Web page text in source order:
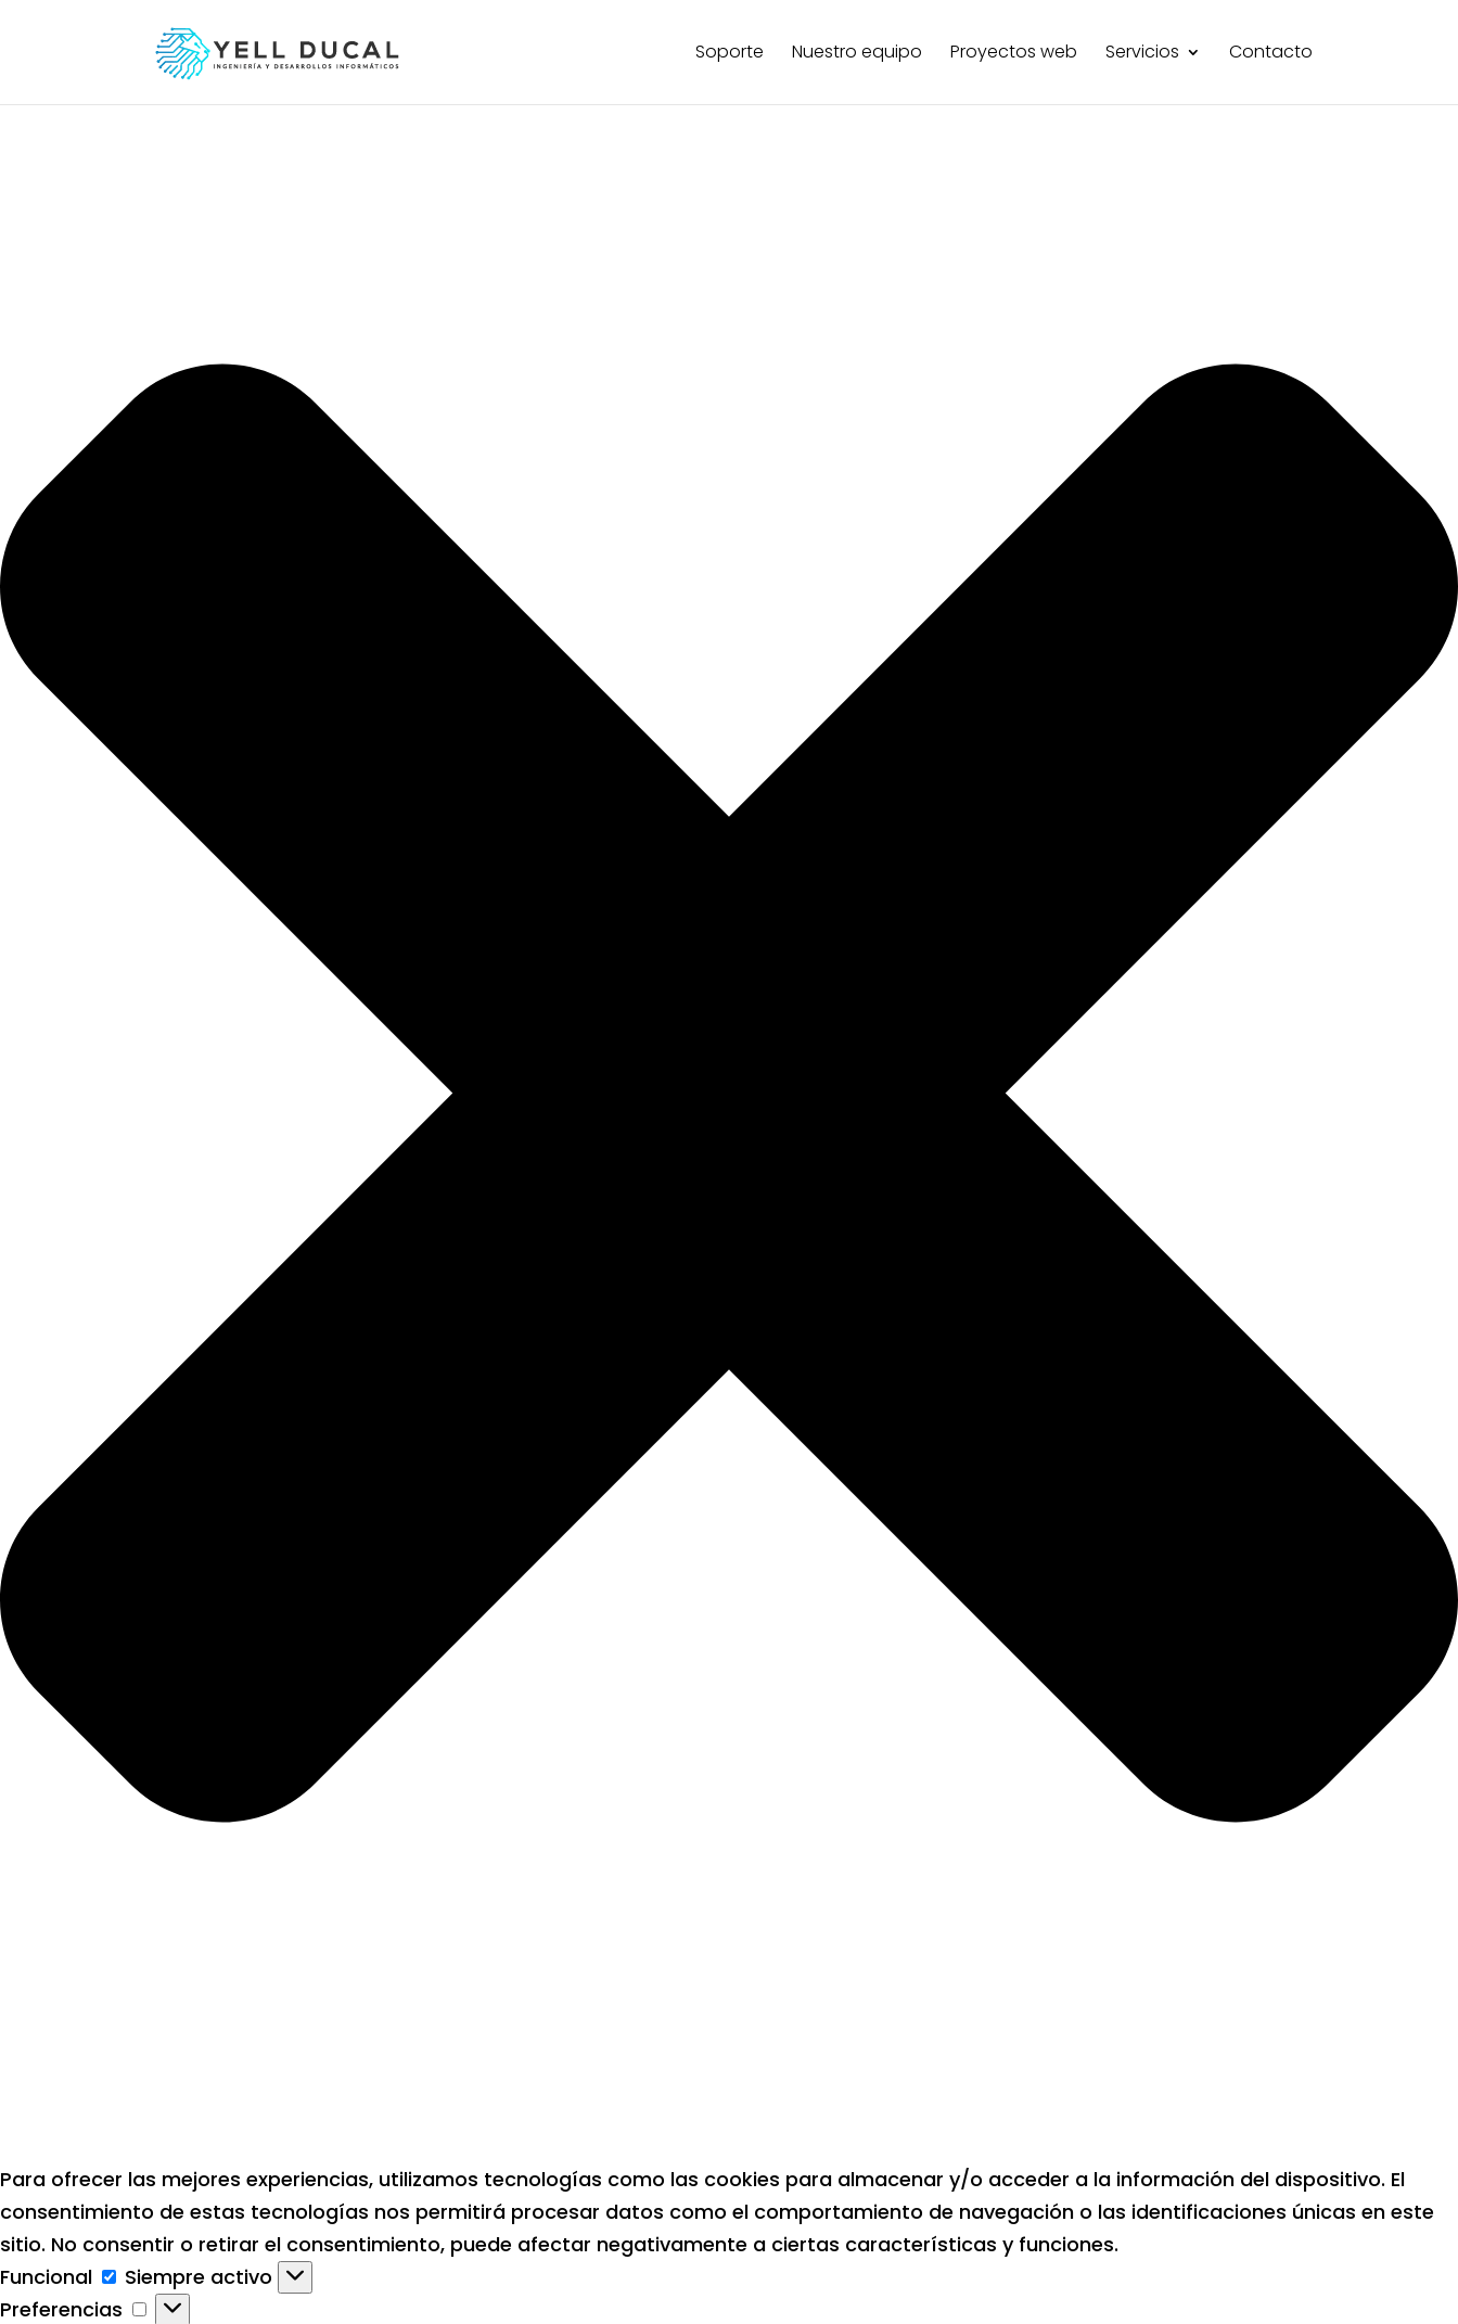
Para ofrecer las mejores experiencias, utilizamos tecnologías como las cookies para almacenar y/o acceder a la información del dispositivo. El
consentimiento de estas tecnologías nos permitirá procesar datos como el comportamiento de navegación o las identificaciones únicas en este
sitio. No consentir o retirar el consentimiento, puede afectar negativamente a ciertas características y funciones.
Funcional
Funcional
Siempre activo
Preferencias
Preferencias
Soporte Nuestro equipo Proyectos web Servicios Contacto